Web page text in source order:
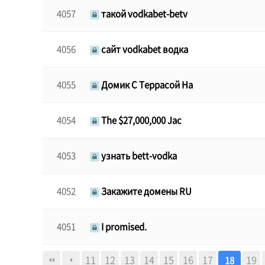
4057 такой vodkabet-betv
4056 сайт vodkabet водка
4055 Домик С Террасой На
4054 The $27,000,000 Jac
4053 узнать bett-vodka
4052 Закажите домены RU
4051 I promised.
11 12 13 14 15 16 17 18 19